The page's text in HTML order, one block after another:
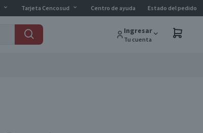
Tarjeta Cencosud Centro de ayuda Estado del pedido
Ingresar
Tu cuenta